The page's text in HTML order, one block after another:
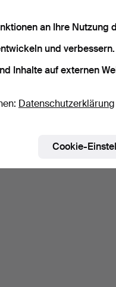
an Ihre Nutzung
und verbessern.
Inhalte auf externen
Datenschutzerklärung
Cookie-